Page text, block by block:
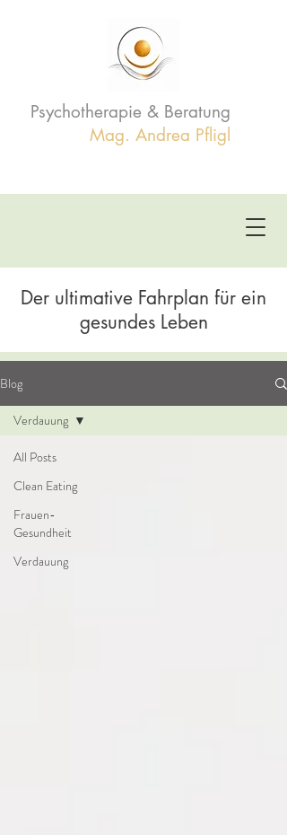
Psychotherapie & Beratung
Mag. Andrea Pfligl
Der ultimative Fahrplan für ein
gesundes Leben
Blog
All Posts
Clean Eating
Frauen-
Gesundheit
Verdauung
Verdauung